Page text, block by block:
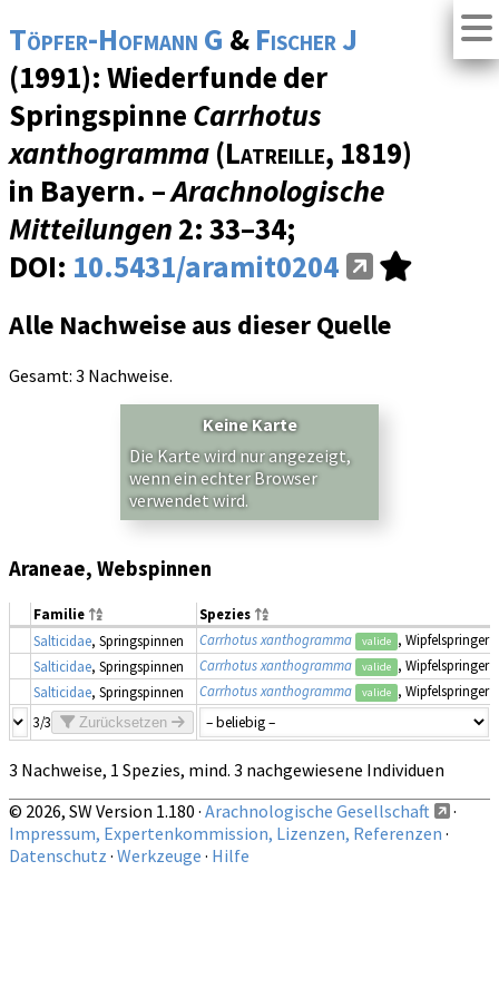
Töpfer-Hofmann G & Fischer J
(1991): Wiederfunde der
Springspinne Carrhotus
xanthogramma (Latreille, 1819)
in Bayern. –Arachnologische
Mitteilungen 2: 33–34;
DOI: 10.5431/aramit0204
Alle Nachweise aus dieser Quelle
Gesamt: 3 Nachweise.
Keine Karte
Die Karte wird nur angezeigt,
wenn ein echter Browser
verwendet wird.
Araneae, Webspinnen
Familie Spezies
Salticidae, Springspinnen Carrhotus xanthogramma valide , Wipfelspringer
Salticidae, Springspinnen Carrhotus xanthogramma valide , Wipfelspringer
Salticidae, Springspinnen Carrhotus xanthogramma valide , Wipfelspringer
3/3
Zurücksetzen
3 Nachweise, 1 Spezies, mind. 3 nachgewiesene Individuen
© 2026, SW Version 1.180 · Arachnologische Gesellschaft
·
Impressum, Expertenkommission, Lizenzen, Referenzen ·
Datenschutz · Werkzeuge · Hilfe